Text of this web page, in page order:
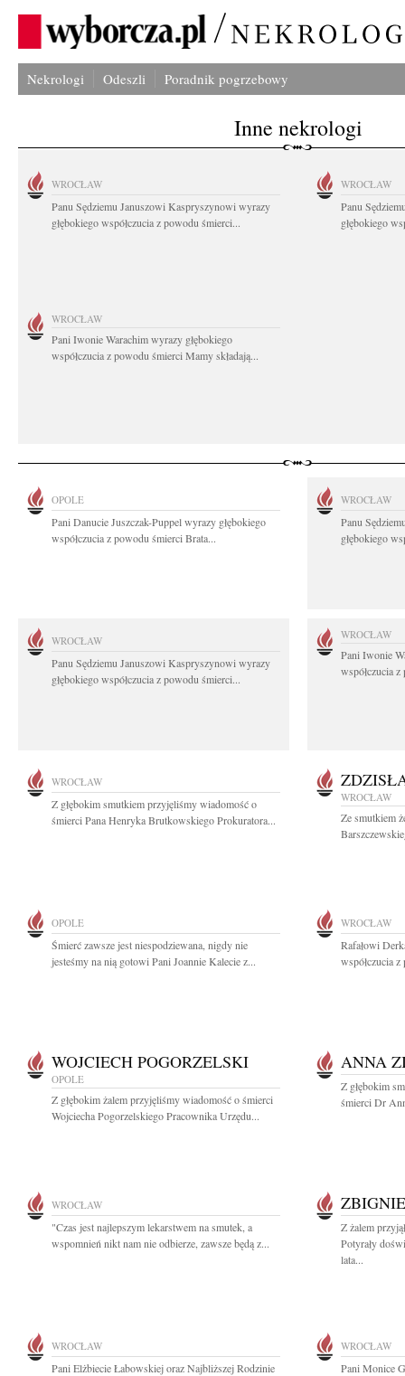
Nekrologi Odeszli Poradnik pogrzebowy
Inne nekrologi
WROCŁAW
Panu Sędziemu Januszowi Kaspryszynowi wyrazy
głębokiego współczucia z powodu śmierci...
WROCŁAW
Panu
głębokiego
WROCŁAW
Pani Iwonie Warachim wyrazy głębokiego
współczucia z powodu śmierci Mamy składają...
OPOLE
Pani Danucie Juszczak-Puppel wyrazy głębokiego
współczucia z powodu śmierci Brata...
WROCŁAW
Panu
głębokiego
WROCŁAW
Panu Sędziemu Januszowi Kaspryszynowi wyrazy
głębokiego współczucia z powodu śmierci...
WROCŁAW
Pani Iwonie
współczucia
WROCŁAW
Z głębokim smutkiem przyjęliśmy wiadomość o
śmierci Pana Henryka Brutkowskiego Prokuratora...
WROCŁAW
Ze smutkiem
OPOLE
Śmierć zawsze jest niespodziewana, nigdy nie
jesteśmy na nią gotowi Pani Joannie Kalecie z...
WROCŁAW
Rafałowi
współczucia
WOJCIECH POGORZELSKI
OPOLE
Z głębokim żalem przyjęliśmy wiadomość o śmierci
Wojciecha Pogorzelskiego Pracownika Urzędu...
ANNA
Z głębokim
śmierci Dr
WROCŁAW
"Czas jest najlepszym lekarstwem na smutek, a
wspomnień nikt nam nie odbierze, zawsze będą z...
Z żalem
Potyrały
lata...
WROCŁAW
Pani Elżbiecie Łabowskiej oraz Najbliższej Rodzinie
WROCŁAW
Pani Monice